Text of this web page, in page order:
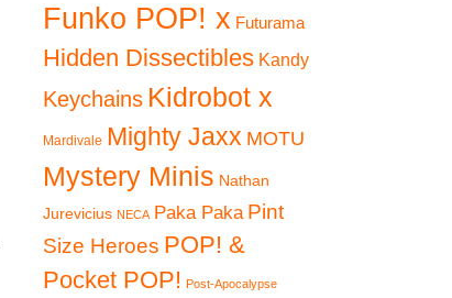
Funko POP! x Futurama
Hidden Dissectibles Kandy
Keychains Kidrobot x
Mardivale Mighty Jaxx MOTU
Mystery Minis Nathan
Jurevicius NECA Paka Paka Pint
Size Heroes POP! &
Pocket POP! Post-Apocalypse